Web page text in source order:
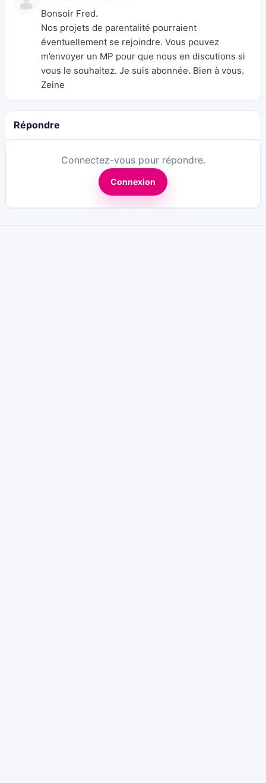
Bonsoir Fred.
Nos projets de parentalité pourraient
éventuellement se rejoindre. Vous pouvez
m’envoyer un MP pour que nous en discutions si
vous le souhaitez. Je suis abonnée. Bien à vous.
Zeine
Répondre
Connectez-vous pour répondre.
Connexion